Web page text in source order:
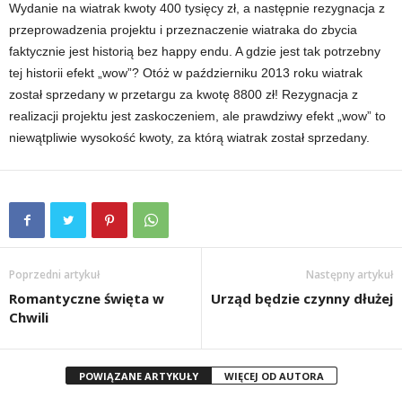
Wydanie na wiatrak kwoty 400 tysięcy zł, a następnie rezygnacja z
przeprowadzenia projektu i przeznaczenie wiatraka do zbycia
faktycznie jest historią bez happy endu. A gdzie jest tak potrzebny
tej historii efekt „wow”? Otóż w październiku 2013 roku wiatrak
został sprzedany w przetargu za kwotę 8800 zł! Rezygnacja z
realizacji projektu jest zaskoczeniem, ale prawdziwy efekt „wow” to
niewątpliwie wysokość kwoty, za którą wiatrak został sprzedany.
Poprzedni artykuł
Romantyczne święta w
Chwili
Następny artykuł
Urząd będzie czynny dłużej
POWIĄZANE ARTYKUŁY WIĘCEJ OD AUTORA